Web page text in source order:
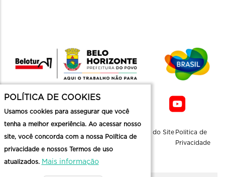
Mapa do Site Politica de
Privacidade
POLÍTICA DE COOKIES
Usamos cookies para assegurar que você
tenha a melhor experiência. Ao acessar nosso
site, você concorda com a nossa Política de
privacidade e nossos Termos de uso
atualizados. Mais informação